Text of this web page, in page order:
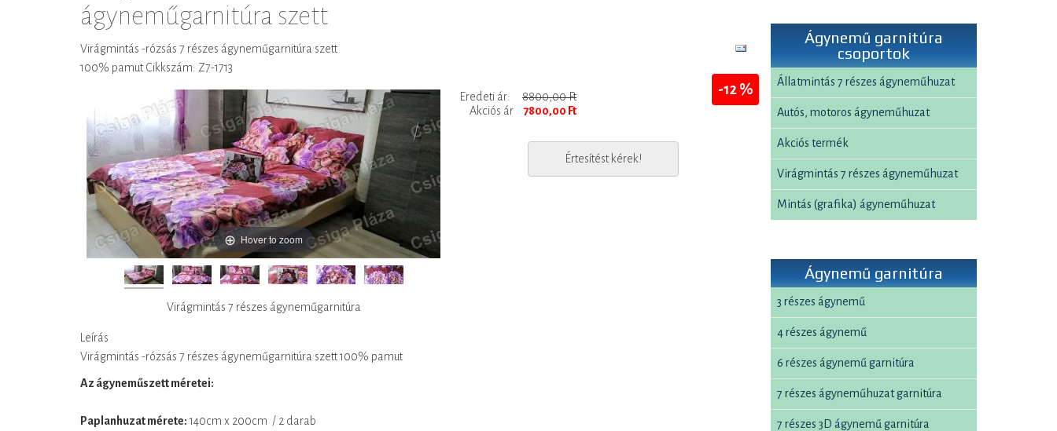
ágyneműgarnitúra szett
Virágmintás -rózsás 7 részes ágyneműgarnitúra szett
100% pamut Cikkszám: Z7-1713
Hover to zoom
Virágmintás 7 részes ágyneműgarnitúra
-12 %
Eredeti ár:
8800,00 Ft
Akciós ár
7800,00 Ft
Értesítést kérek!
Leírás
Virágmintás -rózsás 7 részes ágyneműgarnitúra szett 100% pamut
Az ágyneműszett méretei:
Paplanhuzat mérete:140cm x 200cm / 2 darab
Ágynemű garnitúra
csoportok
Állatmintás 7 részes ágyneműhuzat
Autós, motoros ágyneműhuzat
Akciós termék
Virágmintás 7 részes ágyneműhuzat
Mintás (grafika) ágyneműhuzat
Ágynemű garnitúra
3 részes ágynemű
4 részes ágynemű
6 részes ágynemű garnitúra
7 részes ágyneműhuzat garnitúra
7 részes 3D ágynemű garnitúra